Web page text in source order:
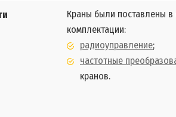
Краны были поставлены
комплектации:
радиоуправление;
частотные
кранов.